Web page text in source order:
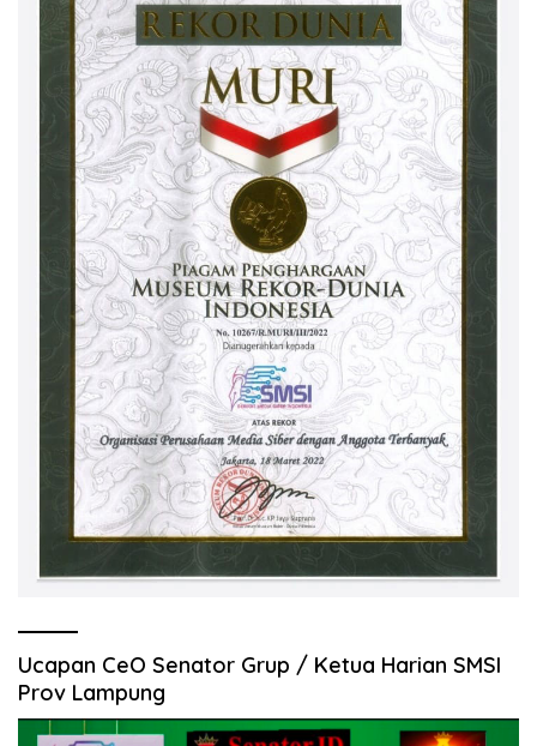
Ucapan CeO Senator Grup / Ketua Harian SMSI
Prov Lampung